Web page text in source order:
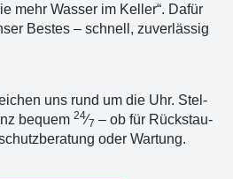
mehr Was­ser im Kel­ler“. Dafür
Bes­tes – schnell, zuver­läs­sig
uns rund um die Uhr. Stel­
bequem 24⁄7 – ob für Rück­stau­
oder War­tung.